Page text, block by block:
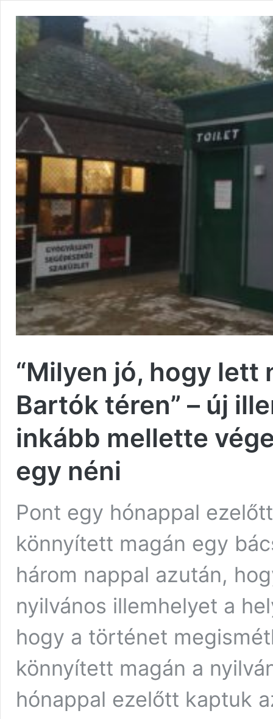
“Milyen jó, hogy lett
Bartók téren” – új
inkább mellette
egy néni
Pont egy hónappal
könnyített magán egy
három nappal azután,
nyilvános illemhelyet a
hogy a történet
könnyített magán a
hónappal ezelőtt kaptuk